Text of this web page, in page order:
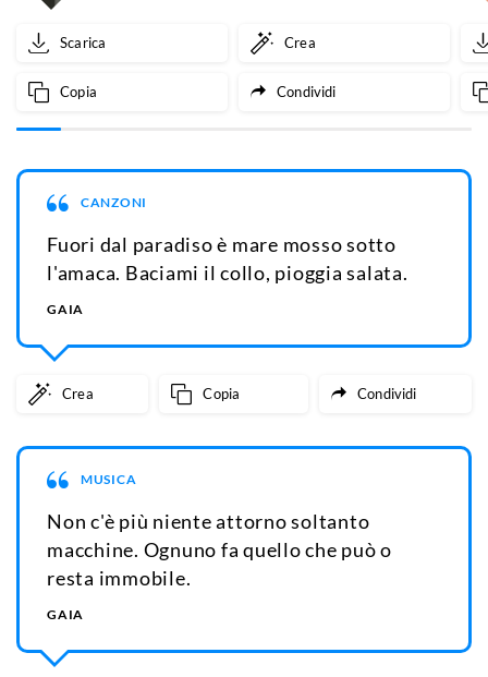
Scarica Crea
Copia Condividi
CANZONI
Fuori dal paradiso è mare mosso sotto
l'amaca. Baciami il collo, pioggia salata.
GAIA
Crea Copia Condividi
MUSICA
Non c'è più niente attorno soltanto
macchine. Ognuno fa quello che può o
resta immobile.
GAIA